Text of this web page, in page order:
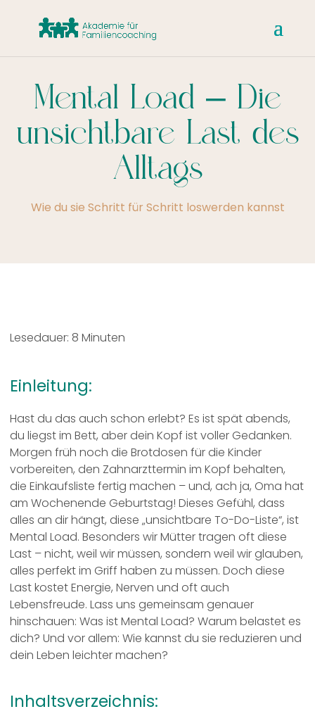
Mental Load – Die
unsichtbare Last des
Alltags
Wie du sie Schritt für Schritt loswerden kannst
Lesedauer: 8 Minuten
Einleitung:
Hast du das auch schon erlebt? Es ist spät abends,
du liegst im Bett, aber dein Kopf ist voller Gedanken.
Morgen früh noch die Brotdosen für die Kinder
vorbereiten, den Zahnarzttermin im Kopf behalten,
die Einkaufsliste fertig machen – und, ach ja, Oma hat
am Wochenende Geburtstag! Dieses Gefühl, dass
alles an dir hängt, diese „unsichtbare To-Do-Liste“, ist
Mental Load. Besonders wir Mütter tragen oft diese
Last – nicht, weil wir müssen, sondern weil wir glauben,
alles perfekt im Griff haben zu müssen. Doch diese
Last kostet Energie, Nerven und oft auch
Lebensfreude. Lass uns gemeinsam genauer
hinschauen: Was ist Mental Load? Warum belastet es
dich? Und vor allem: Wie kannst du sie reduzieren und
dein Leben leichter machen?
Inhaltsverzeichnis: